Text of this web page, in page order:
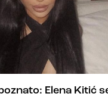
Elena Kitić